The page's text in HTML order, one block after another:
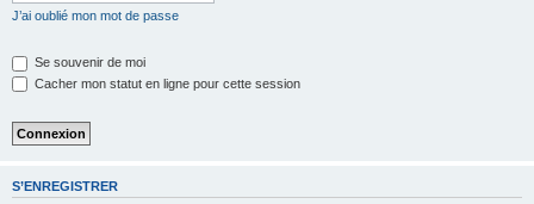
J’ai oublié mon mot de passe
Se souvenir de moi
Cacher mon statut en ligne pour cette session
S’ENREGISTRER